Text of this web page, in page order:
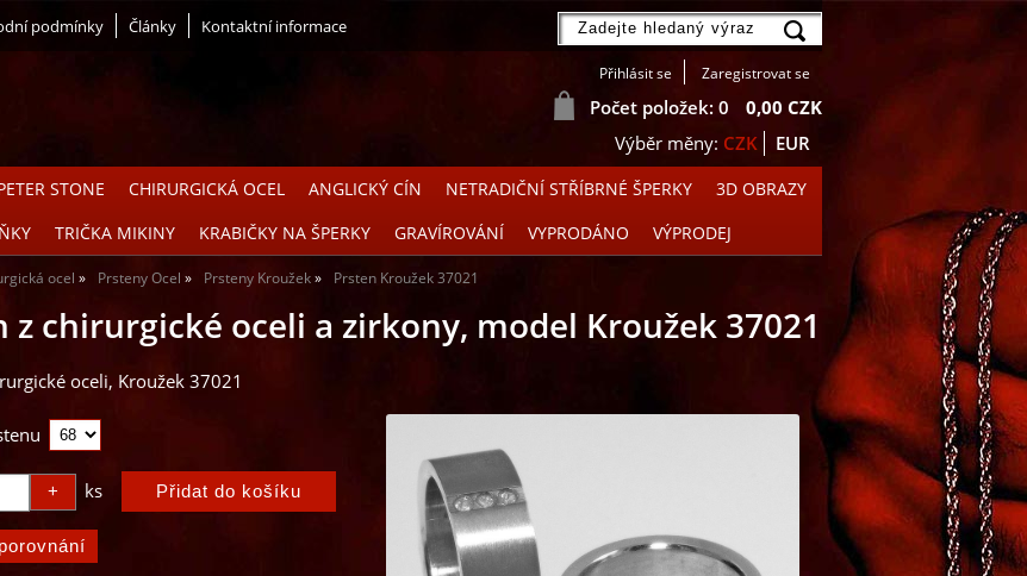
STONE CHIRURGICKÁ OCEL ANGLICKÝ CÍN NETRADIČNÍ STŘÍBRNÉ ŠPERKY
3D OBRAZY
TRIČKA MIKINY KRABIČKY NA ŠPERKY GRAVÍROVÁNÍ VYPRODÁNO VÝPRODEJ
CZK EUR
Počet položek: 0 0,00 CZK
Přihlásit se Zaregistrovat se
podmínky Články Kontaktní informace
ocel Prsteny Ocel Prsteny Kroužek Prsten Kroužek 37021
z chirurgické oceli a zirkony, model Kroužek 37021
oceli, Kroužek 37021
ks